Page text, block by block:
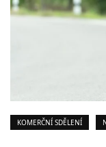
KOMERČNÍ SDĚLENÍ